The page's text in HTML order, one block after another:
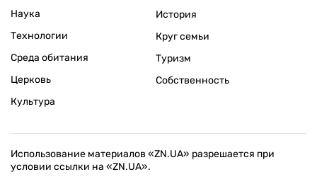
Наука
Технологии
Среда обитания
Церковь
Культура
История
Круг семьи
Туризм
Собственность
Использование материалов «ZN.UA» разрешается при
условии ссылки на «ZN.UA».